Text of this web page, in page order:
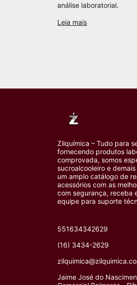
análise laboratorial.
Leia mais
Zilquímica – Tudo para
fornecendo produtos
comprovada, somos
sucroalcooleiro e
um amplo catálogo de
acessórios com as
com segurança, receba
equipe para suporte
551634342629
(16) 3434-2629
Jaime José do